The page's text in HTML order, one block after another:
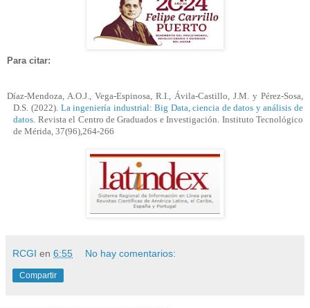
Para citar:
Díaz-Mendoza, A.O.J., Vega-Espinosa, R.I., Ávila-Castillo, J.M. y Pérez-Sosa
D.S. (2022). La ingeniería industrial: Big Data, ciencia de datos y análisis de
datos . Revista el Centro de Graduados e Investigación. Instituto Tecnológico
de Mérida, 37(96),264-266
RCGI en 6:55 No hay comentarios:
Compartir